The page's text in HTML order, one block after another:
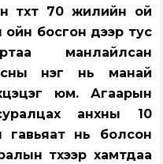
түүхт 70 жилийн ой
ойн босгон дээр тус
манлайлсан
нэг нь манай
юм. Агаарын
анхны 10
гавьяат нь болсон
түүхээр хамтдаа